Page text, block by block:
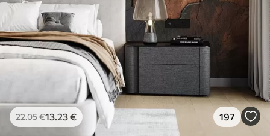
56.6734.00€/m²
Vinil Premium
65.0039.00€/m²
Peel and Stick
81.6749.00€/m²
22.05€13 .23€ 197